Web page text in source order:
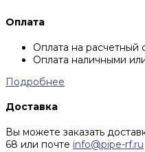
Оплата
Оплата на расчетный
Оплата наличными
Подробнее
Доставка
Вы можете заказать
68 или почте info@pipe-rf.ru